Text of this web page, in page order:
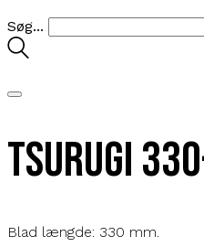
Søg...
Tsurugi
Blad længde: 330 mm.